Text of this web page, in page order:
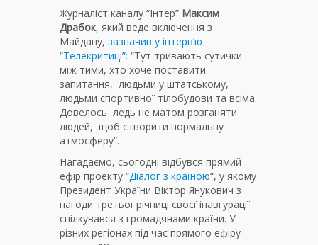
Журналіст каналу “Інтер” Максим
Драбок, який веде включення з
Майдану, зазначив у інтерв’ю
“Телекритиці”: “Тут тривають сутички
між тими, хто хоче поставити
запитання, людьми у штатському,
людьми спортивної тілобудови та всіма.
Довелось ледь не матом розганяти
людей, щоб створити нормальну
атмосферу”.
Нагадаємо, сьогодні відбувся прямий
ефір проекту “Діалог з країною“, у якому
Президент України Віктор Янукович з
нагоди третьої річниці своєї інавгурації
спілкувався з громадянами країни. У
різних регіонах під час прямого ефіру